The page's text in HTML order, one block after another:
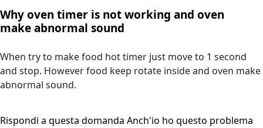
Why oven timer is not working and oven
make abnormal sound
When try to make food hot timer just move to 1 second
and stop. However food keep rotate inside and oven make
abnormal sound.
Rispondi a questa domanda Anch'io ho questo problema